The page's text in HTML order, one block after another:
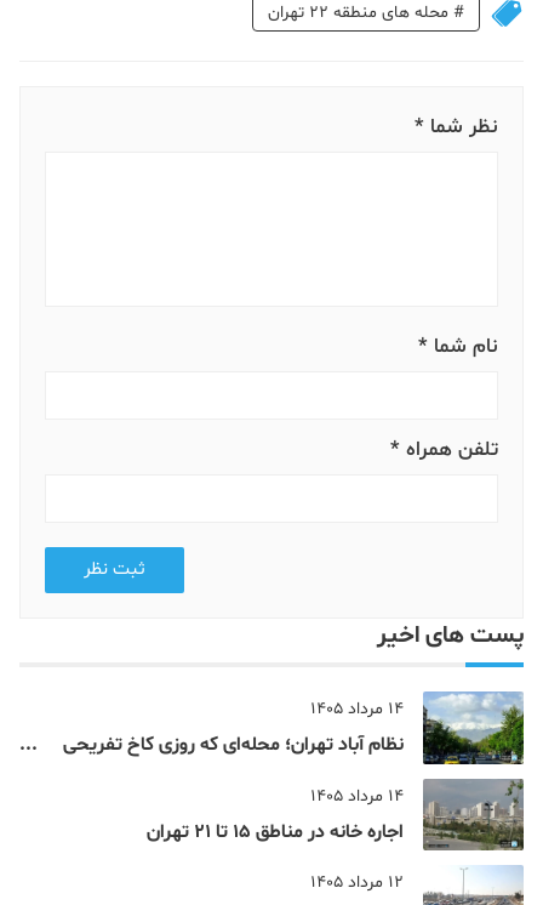
# محله های منطقه 22 تهران
نظر شما *
نام شما *
تلفن همراه *
ثبت نظر
پست های اخیر
14 مرداد 1405
نظام‌ آباد تهران؛ محله‌ای که روزی کاخ تفریحی
14 مرداد 1405
اجاره خانه در مناطق 15 تا 21 تهران
12 مرداد 1405